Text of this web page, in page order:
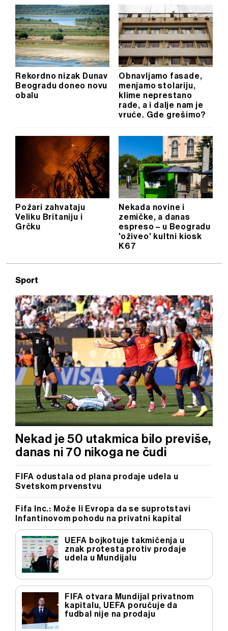
Rekordno nizak Dunav
Beogradu doneo novu
obalu
Obnavljamo fasade,
menjamo stolariju,
klime neprestano
rade, a i dalje nam je
vruće. Gde grešimo?
Požari zahvataju
Veliku Britaniju i
Grčku
Nekada novine i
zemičke, a danas
espreso – u Beogradu
'oživeo' kultni kiosk
K67
Sport
Nekad je 50 utakmica bilo previše,
danas ni 70 nikoga ne čudi
FIFA odustala od plana prodaje udela u
Svetskom prvenstvu
Fifa Inc.: Može li Evropa da se suprotstavi
Infantinovom pohodu na privatni kapital
UEFA bojkotuje takmičenja u
znak protesta protiv prodaje
udela u Mundijalu
FIFA otvara Mundijal privatnom
kapitalu, UEFA poručuje da
fudbal nije na prodaju